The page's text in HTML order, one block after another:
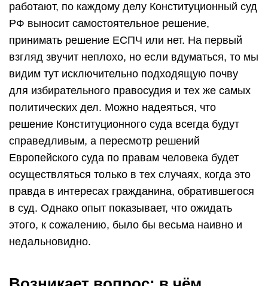
работают, по каждому делу Конституционный суд
РФ выносит самостоятельное решение,
принимать решение ЕСПЧ или нет. На первый
взгляд звучит неплохо, но если вдуматься, то мы
видим тут исключительно подходящую почву
для избирательного правосудия и тех же самых
политических дел. Можно надеяться, что
решение Конституционного суда всегда будут
справедливым, а пересмотр решений
Европейского суда по правам человека будет
осуществляться только в тех случаях, когда это
правда в интересах гражданина, обратившегося
в суд. Однако опыт показывает, что ожидать
этого, к сожалению, было бы весьма наивно и
недальновидно.